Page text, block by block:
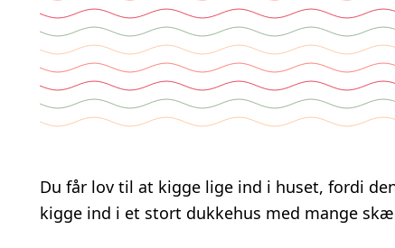
Du får lov til at kigge lige ind i huset, fordi
kigge ind i et stort dukkehus med mange